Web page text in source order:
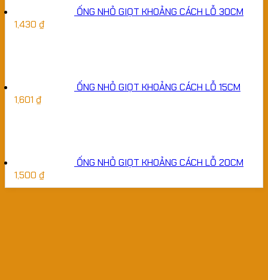
ỐNG NHỎ GIỌT KHOẢNG CÁCH LỖ 30CM
1,430 ₫
ỐNG NHỎ GIỌT KHOẢNG CÁCH LỖ 15CM
1,601 ₫
ỐNG NHỎ GIỌT KHOẢNG CÁCH LỖ 20CM
1,500 ₫